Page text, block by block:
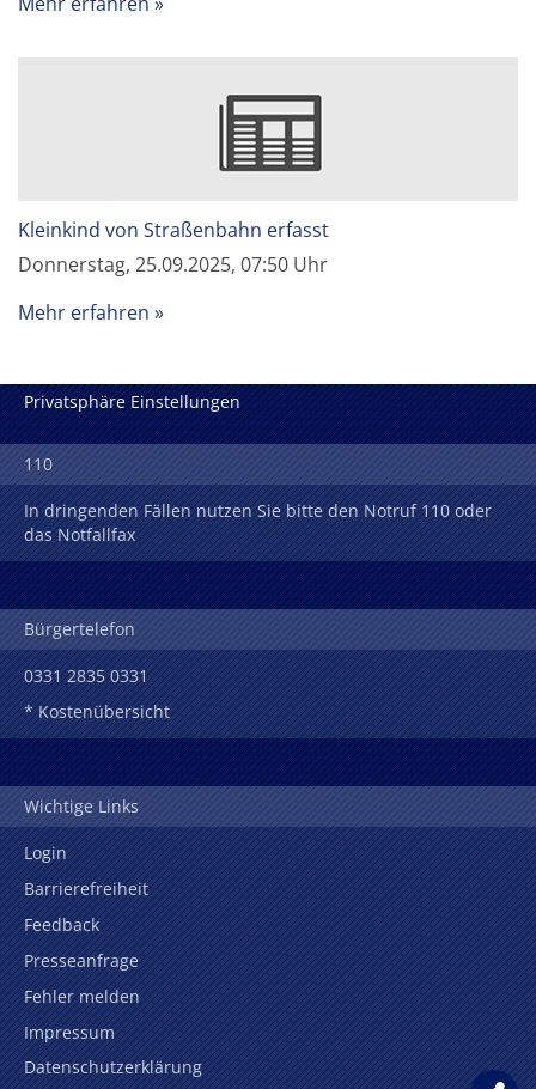
Kleinkind von Straßenbahn erfasst
Donnerstag, 25.09.2025, 07:50 Uhr
Mehr erfahren
Privatsphäre Einstellungen
110
In dringenden Fällen nutzen Sie bitte den Notruf 110 oder
das Notfallfax
Bürgertelefon
0331 2835 0331
* Kostenübersicht
Wichtige Links
Login
Barrierefreiheit
Feedback
Presseanfrage
Fehler melden
Impressum
Datenschutzerklärung